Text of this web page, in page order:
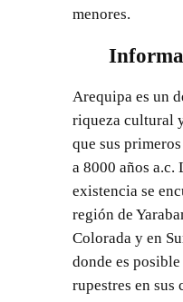
menores.
Arequipa es un
riqueza cultural
que sus
a 8000 años a.c.
existencia se
región de
Colorada y en
donde es
rupestres en sus